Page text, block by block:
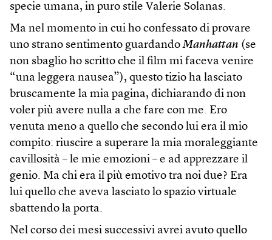
specie umana, in puro stile Valerie Solanas.
Ma nel momento in cui ho confessato di provare
uno strano sentimento guardandoManhattan (se
non sbaglio ho scritto che il film mi faceva venire
“una leggera nausea”), questo tizio ha lasciato
bruscamente la mia pagina, dichiarando di non
voler più avere nulla a che fare con me. Ero
venuta meno a quello che secondo lui era il mio
compito: riuscire a superare la mia moraleggiante
cavillosità – le mie emozioni – e ad apprezzare il
genio. Ma chi era il più emotivo tra noi due? Era
lui quello che aveva lasciato lo spazio virtuale
sbattendo la porta.
Nel corso dei mesi successivi avrei avuto quello